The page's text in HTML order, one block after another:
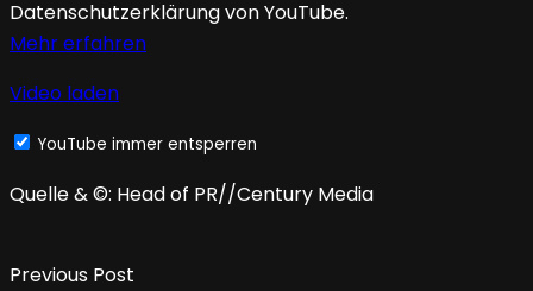
Datenschutzerklärung von YouTube.
Mehr erfahren
Video laden
YouTube immer entsperren
Quelle & ©: Head of PR//Century Media
Previous Post